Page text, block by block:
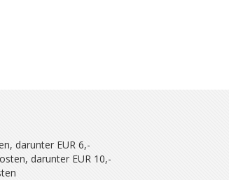
darunter EUR 6,-
darunter EUR 10,-